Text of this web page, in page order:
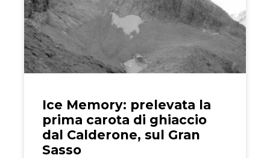
Ice Memory: prelevata la
prima carota di ghiaccio
dal Calderone, sul Gran
Sasso